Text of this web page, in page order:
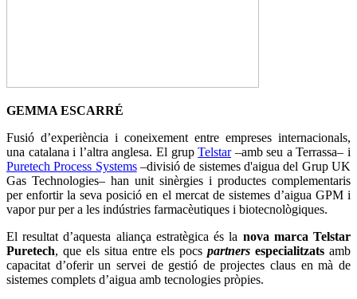
GEMMA ESCARRÉ
Fusió d’experiència i coneixement entre empreses internacionals,
una catalana i l’altra anglesa. El grupTelstar–amb seu a Terrassa– i
Puretech Process Systems–divisió de sistemes d'aigua del Grup UK
Gas Technologies– han unit sinèrgies i productes complementaris
per enfortir la seva posició en el mercat de sistemes d’aigua GPM i
vapor pur per a les indústries farmacèutiques i biotecnològiques.
El resultat d’aquesta aliança estratègica és la nova marca Telstar
Puretech, que els situa entre els pocspartners especialitzats amb
capacitat d’oferir un servei de gestió de projectes claus en mà de
sistemes complets d’aigua amb tecnologies pròpies.